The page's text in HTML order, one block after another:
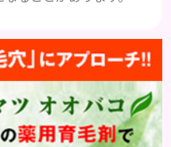
と、交感神経が優位に
泌量が増えて炎症が起
行不良になり栄養が行
、頭皮の健康に大切
が赤い状態は、アトピ